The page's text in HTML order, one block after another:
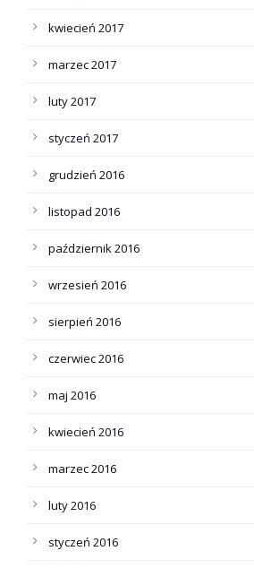
kwiecień 2017
marzec 2017
luty 2017
styczeń 2017
grudzień 2016
listopad 2016
październik 2016
wrzesień 2016
sierpień 2016
czerwiec 2016
maj 2016
kwiecień 2016
marzec 2016
luty 2016
styczeń 2016